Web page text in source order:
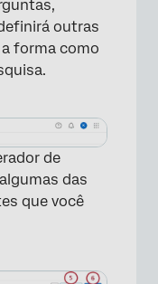
e
outras
forma como
de
das
que você